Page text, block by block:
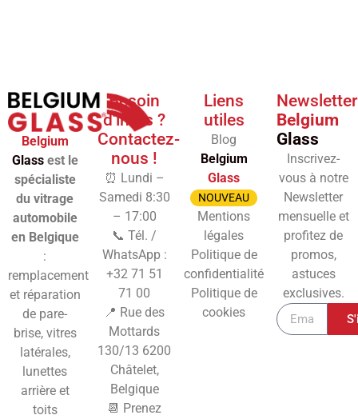
Belgium
Glassest le
spécialiste
du vitrage
automobile
en Belgique
:
remplacement
et réparation
de pare-
brise, vitres
latérales,
lunettes
arrière et
toits
Besoin
d'infos ?
Contactez-
nous !
⏰ Lundi –
Samedi 8:30
– 17:00
📞 Tél. /
WhatsApp :
+32 71 51
71 00
📍 Rue des
Mottards
130/13 6200
Châtelet,
Belgique
📆 Prenez
Liens
utiles
Blog
Belgium
Glass
NOUVEAU
Mentions
légales
Politique de
confidentialité
Politique de
cookies
Newsletter
Belgium
Glass
Inscrivez-
vous à notre
Newsletter
mensuelle et
profitez de
promos,
astuces
exclusives.